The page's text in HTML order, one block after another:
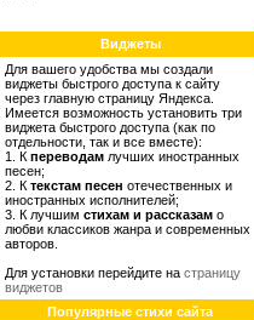
Виджеты
Для вашего удобства мы создали
виджеты быстрого доступа к сайту
через главную страницу Яндекса.
Имеется возможность установить три
виджета быстрого доступа (как по
отдельности, так и все вместе):
1. К переводам лучших иностранных
песен;
2. К текстам песен отечественных и
иностранных исполнителей;
3. К лучшим стихам и рассказам о
любви классиков жанра и современных
авторов.
Для установки перейдите на страницу
виджетов
Популярные стихи сайта